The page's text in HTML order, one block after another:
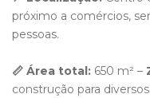
próximo a comércios,
pessoas.
📏 Área total: 650 m² –
construção para